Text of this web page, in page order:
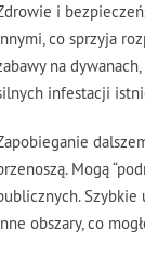
i
co sprzyja
na
infestacji
Mogą
obszary, co